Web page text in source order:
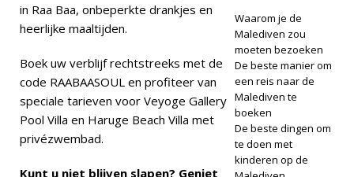
in Raa Baa, onbeperkte drankjes en
heerlijke maaltijden.
Boek uw verblijf rechtstreeks met de
code RAABAASOUL en profiteer van
speciale tarieven voor Veyoge Gallery
Pool Villa en Haruge Beach Villa met
privézwembad.
Kunt u niet blijven slapen? Geniet
Waarom je de
Malediven zou
moeten bezoeken
De beste manier om
een reis naar de
Malediven te
boeken
De beste dingen om
te doen met
kinderen op de